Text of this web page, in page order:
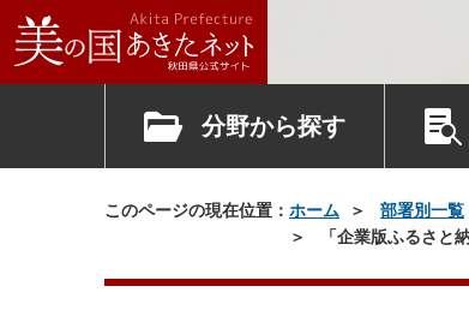
分野から探す
このページの現在位置： ホーム 部署別一覧
「企業版ふるさと